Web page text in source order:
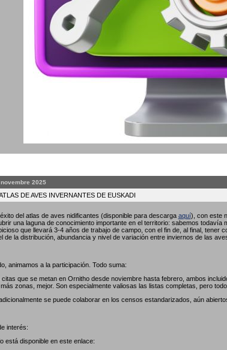
2025
DE AVES INVERNANTES DE EUSKADI
del atlas de aves nidificantes (disponible para descarga aquí), con este
una laguna de conocimiento importante en el territorio: sabemos
que llevará 3-4 años de trabajo de campo, con el fin de, al final, tener
de la distribución, abundancia y nivel de variación entre inviernos de las
animamos a la participación. Todo suma:
que se metan en Ornitho desde noviembre hasta febrero, ambos
zonas, mejor. Son especialmente valiosas las listas completas, pero todo
se puede colaborar en los censos estandarizados, aún
interés:
está disponible en este enlace: